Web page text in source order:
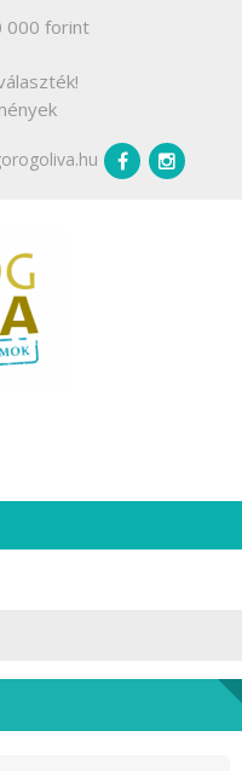
000 forint